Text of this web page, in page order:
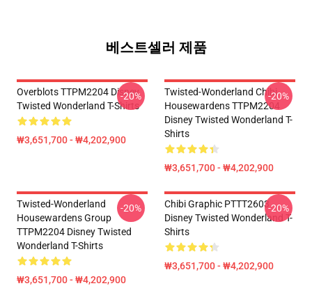
베스트셀러 제품
Overblots TTPM2204 Disney
Twisted Wonderland T-Shirts
₩3,651,700 - ₩4,202,900
-20%
Twisted-Wonderland Chibi
Housewardens TTPM2204
Disney Twisted Wonderland T-
Shirts
₩3,651,700 - ₩4,202,900
-20%
Twisted-Wonderland
Housewardens Group
TTPM2204 Disney Twisted
Wonderland T-Shirts
₩3,651,700 - ₩4,202,900
-20%
Chibi Graphic PTTT2603
Disney Twisted Wonderland T-
Shirts
₩3,651,700 - ₩4,202,900
-20%